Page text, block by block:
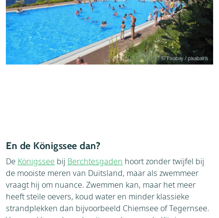
© Pixabay / pixabairis
En de Königssee dan?
De Königssee bij Berchtesgaden hoort zonder twijfel bij
de mooiste meren van Duitsland, maar als zwemmeer
vraagt hij om nuance. Zwemmen kan, maar het meer
heeft steile oevers, koud water en minder klassieke
strandplekken dan bijvoorbeeld Chiemsee of Tegernsee.